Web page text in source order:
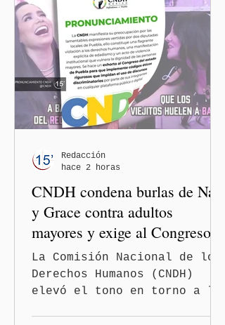
CNDH condena burlas de Nay
y Grace contra adultos
mayores y exige al Congreso
frenar discursos
discriminatorios
La Comisión Nacional de los
Derechos Humanos (CNDH)
elevó el tono en torno a la
Redacción
hace 2 horas